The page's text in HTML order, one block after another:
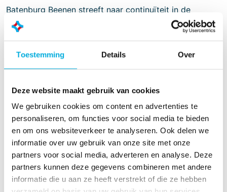
Toestemming Details Over
Deze website maakt gebruik van cookies
We gebruiken cookies om content en advertenties te
personaliseren, om functies voor social media te bieden
en om ons websiteverkeer te analyseren. Ook delen we
informatie over uw gebruik van onze site met onze
partners voor social media, adverteren en analyse. Deze
partners kunnen deze gegevens combineren met andere
informatie die u aan ze heeft verstrekt of die ze hebben
Batenburg Beenen streeft naar continuïteit in de
samenwerking met opdrachtgevers door een flexibele
instelling, het leveren van kwaliteit en te staan voor de
hoge mate van persoonlijke vrijheid en
verantwoordelijkheid, boeiende projecten, studie- en
aantrekken en aan ons binden.
Doordat producenten zich steeds meer richten op
kernactiviteiten worden ondersteunende taken en
processen vaker uitbesteed. Vanwege de stijgende
complexiteit van de installaties zien wij een
toenemende vraag naar (24-uurs) support door
specialisten. Wij spelen in op deze trends door, vanuit
onze regionale vestigingen, de service- en